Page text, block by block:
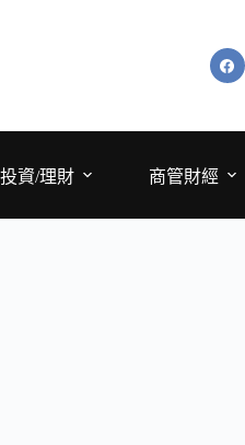
投資/理財 商管財經